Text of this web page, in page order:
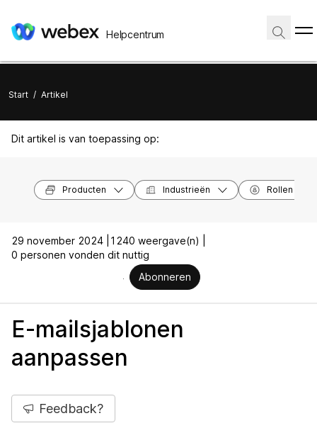
Helpcentrum
Start / Artikel
Dit artikel is van toepassing op:
Producten Industrieën Rollen
29 november 2024 |
1240 weergave(n) |
0 personen vonden dit nuttig
Abonneren
E-mailsjablonen
aanpassen
Feedback?